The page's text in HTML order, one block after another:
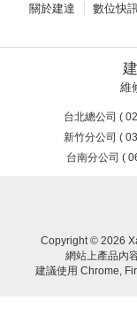
關於建達 數位快
維
台北總公司 (
新竹分公司 (
台南分公司 (
Copyright © 2026
網站上產品內
建議使用 Chrome,